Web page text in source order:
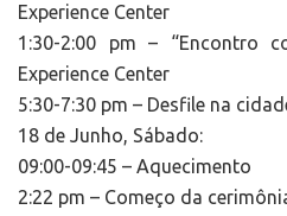
Experience Center
1:30-2:00 pm – “Encontro
Experience Center
5:30-7:30 pm – Desfile na
18 de Junho, Sábado:
09:00-09:45 – Aquecimento
2:22 pm – Começo da